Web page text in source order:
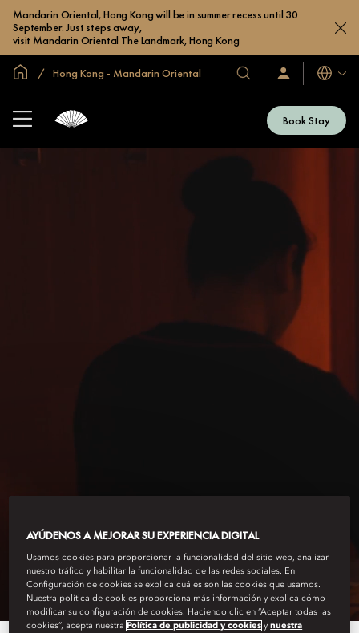
Mandarin Oriental, Hong Kong will be in summer recess until 30
September. Just steps away,
visit Mandarin Oriental The Landmark, Hong Kong
Inicio Hong Kong - Mandarin Oriental
Nuestros
hoteles
resorts
Iniciar
sesión
ahora
Idiomas
Book Stay
WELLNESS
AYÚDENOS A MEJORAR SU EXPERIENCIA DIGITAL
Usamos cookies para proporcionar la funcionalidad del sitio web, analizar
nuestro tráfico y habilitar la funcionalidad de las redes sociales. En
Configuración de cookies se explica cuáles son las cookies que usamos.
Nuestra política de cookies proporciona más información y explica cómo
modificar su configuración de cookies. Haciendo clic en “Aceptar todas las
cookies”, acepta nuestra Política de publicidad y cookies ynuestra